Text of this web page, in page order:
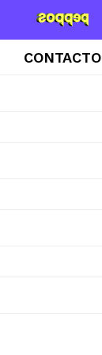
CONTACTO